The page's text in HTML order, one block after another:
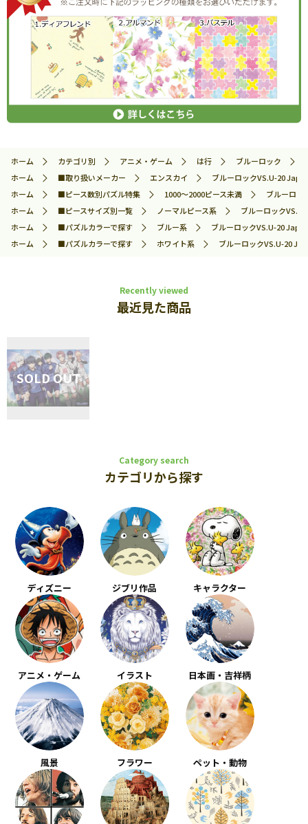
ホーム カテゴリ別 アニメ・ゲーム は行 ブルーロック
ホーム
■取り扱いメーカー エンスカイ
ブルーロックVS.U-20
ホーム
■ピース数別パズル特集 1000～2000ピース未満
ブルーロ
ホーム
■ピースサイズ別一覧 ノーマルピース系
ブルーロック
ホーム
■パズルカラーで探す ブルー系
ブルーロックVS.U-20
ホーム
■パズルカラーで探す ホワイト系 ブルーロックVS.U-20
Recently viewed
最近見た商品
Category search
カテゴリから探す
ディズニー ジブリ作品 キャラクター
アニメ・ゲーム イラスト 日本画・吉祥柄
風景 フラワー ペット・動物